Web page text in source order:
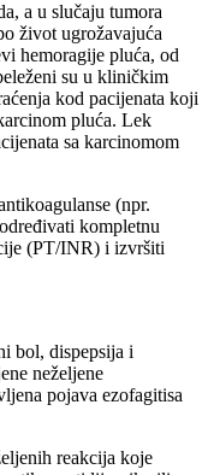
a u slučaju tumora
život ugrožavajuća
hemoragije pluća, od
su u kliničkim
kod pacijenata koji
pluća. Lek
sa karcinomom
(npr.
kompletnu
(PT/INR) i izvršiti
bol, dispepsija i
neželjene
pojava ezofagitisa
reakcija koje